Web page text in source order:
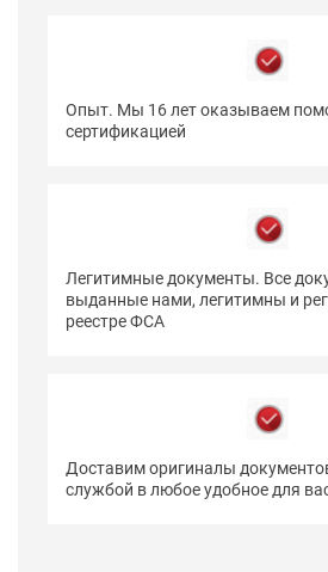
Опыт. Мы 16 лет оказываем
сертификацией
Легитимные документы. Все
выданные нами, легитимны и
реестре ФСА
Доставим оригиналы
службой в любое удобное для